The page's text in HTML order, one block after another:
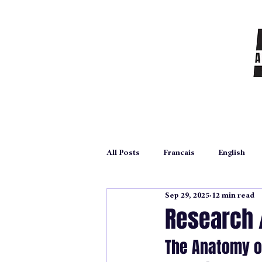
All Posts Francais English
autoédition self publication
poetry poesie
Sep 29, 2025 12 min read
The Anatomy